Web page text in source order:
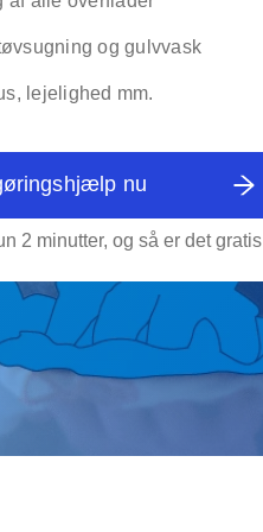
og gulvvask
lejelighed mm.
nu
2 minutter, og så er det gratis